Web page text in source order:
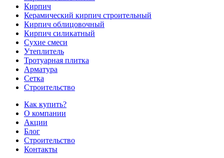
Кирпич
Керамический кирпич строительный
Кирпич облицовочный
Кирпич силикатный
Сухие смеси
Утеплитель
Тротуарная плитка
Арматура
Сетка
Строительство
Как купить?
О компании
Акции
Блог
Строительство
Контакты